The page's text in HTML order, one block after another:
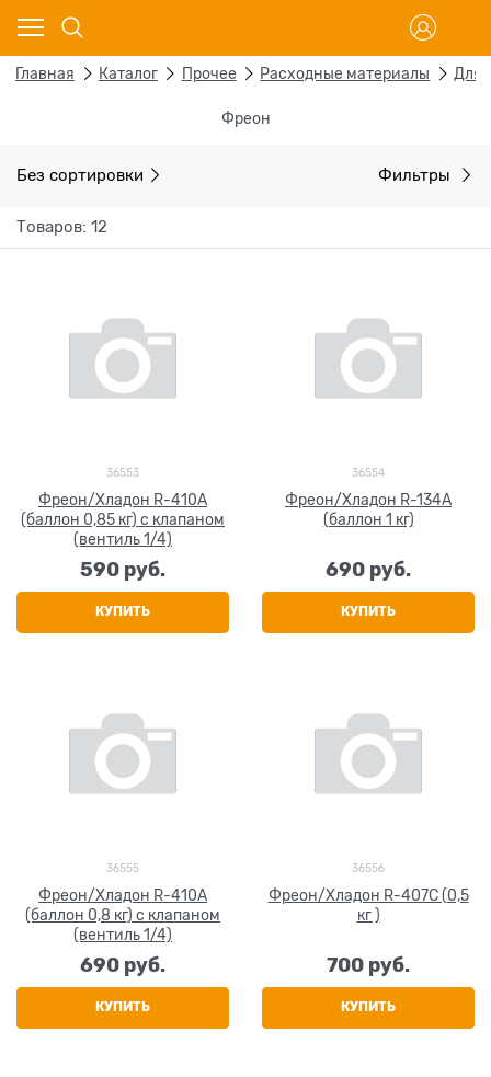
Главная Каталог Прочее Расходные материалы Для
Фреон
Без сортировки Фильтры
Товаров: 12
36553
Фреон/Хладон R-410A
(баллон 0,85 кг) с клапаном
(вентиль 1/4)
590 руб.
КУПИТЬ
36554
Фреон/Хладон R-134A
(баллон 1 кг)
690 руб.
КУПИТЬ
36555
Фреон/Хладон R-410A
(баллон 0,8 кг) с клапаном
(вентиль 1/4)
690 руб.
КУПИТЬ
36556
Фреон/Хладон R-407С (0,5
кг )
700 руб.
КУПИТЬ